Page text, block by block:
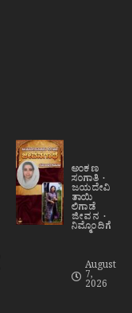
ಅಂಕಣ
ಸಂಗಾತಿ
ಜಯದೇವಿ
ತಾಯಿ
ಲಿಗಾಡೆ
ಜೀವನ
ನಿಮ್ಮೊಂದಿಗೆ
August
7,
2026